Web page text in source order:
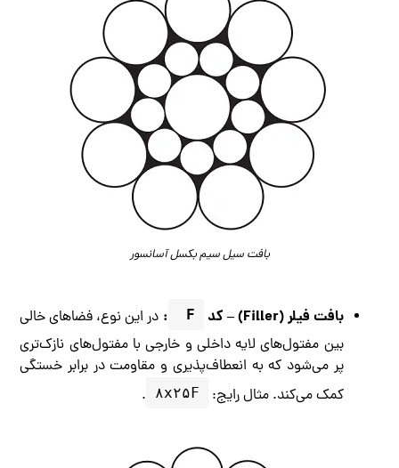
بافت سیل سیم بکسل آسانسور
بافت فیلر (Filler) – کد F
: در این نوع، فضاهای خالی
بین مفتول‌های لایه داخلی و خارجی با مفتول‌های نازک‌تری
پر می‌شود که به انعطاف‌پذیری و مقاومت در برابر خستگی
کمک می‌کند. مثال رایج:
۸x۲۵F .